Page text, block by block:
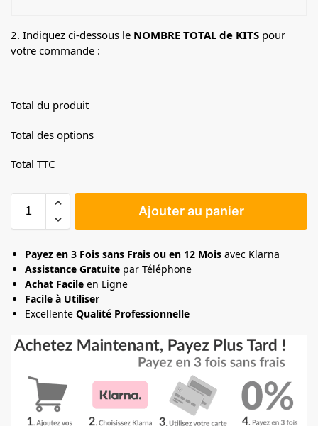
2. Indiquez ci-dessous le NOMBRE TOTAL de KITS pour
votre commande :
Total du produit
Total des options
Total TTC
Ajouter au panier
Payez en 3 Fois sans Frais ou en 12 Mois avec Klarna
Assistance Gratuite par Téléphone
Achat Facile en Ligne
Facile à Utiliser
Excellente Qualité Professionnelle